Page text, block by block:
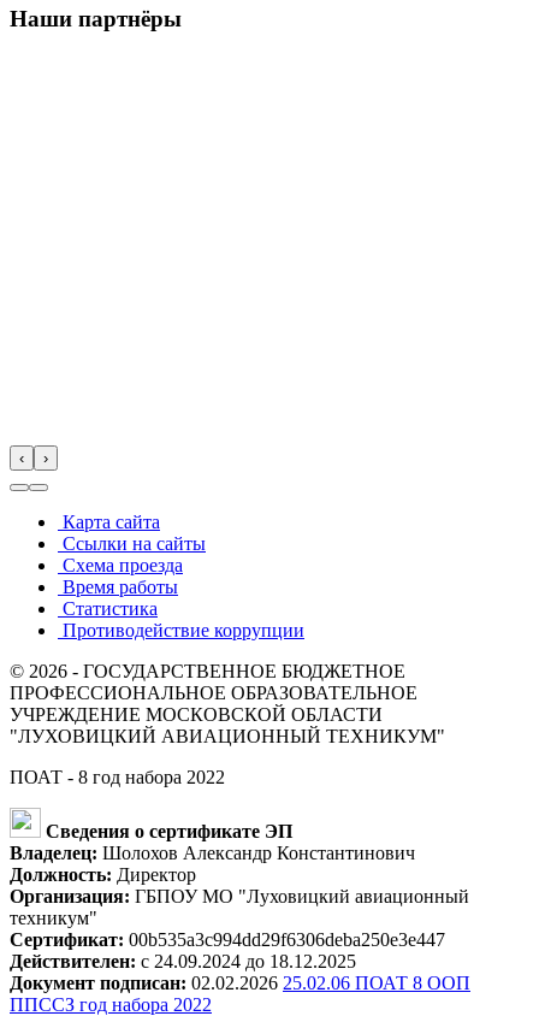
Наши партнёры
‹ ›
Карта сайта
Ссылки на сайты
Схема проезда
Время работы
Статистика
Противодействие коррупции
© 2026 - ГОСУДАРСТВЕННОЕ БЮДЖЕТНОЕ
ПРОФЕССИОНАЛЬНОЕ ОБРАЗОВАТЕЛЬНОЕ
УЧРЕЖДЕНИЕ МОСКОВСКОЙ ОБЛАСТИ
"ЛУХОВИЦКИЙ АВИАЦИОННЫЙ ТЕХНИКУМ"
ПОАТ - 8 год набора 2022
Сведения о сертификате ЭП
Владелец: Шолохов Александр Константинович
Должность: Директор
Организация: ГБПОУ МО "Луховицкий авиационный
техникум"
Сертификат: 00b535a3c994dd29f6306deba250e3e447
Действителен: с 24.09.2024 до 18.12.2025
Документ подписан: 02.02.2026 25.02.06 ПОАТ 8 ООП
ППССЗ год набора 2022